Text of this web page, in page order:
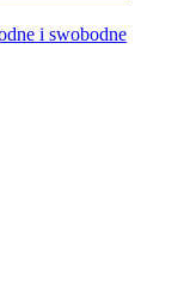
i swobodne